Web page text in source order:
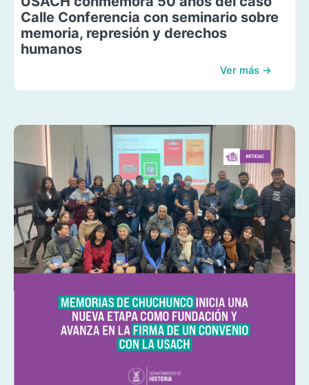
Calle Conferencia con seminario sobre
memoria, represión y derechos
humanos
Ver más →